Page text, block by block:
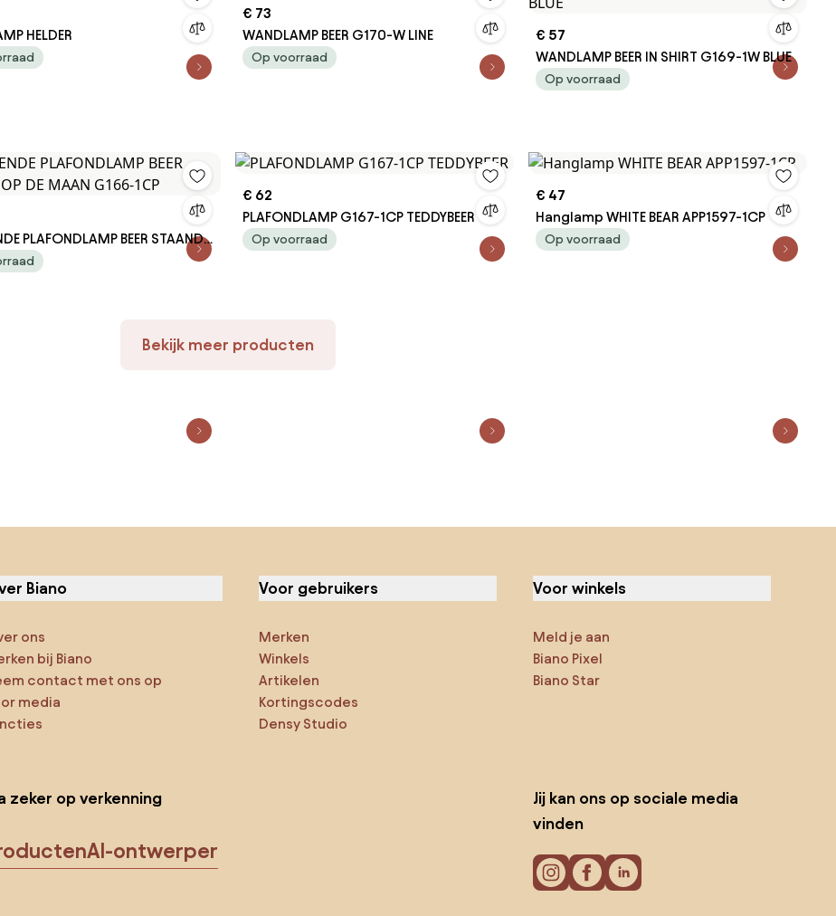
HELDER
€ 73
WANDLAMP BEER G170-W LINE
Op voorraad
€ 57
WANDLAMP BEER IN SHIRT G169-1W BLUE
Op voorraad
PLAFONDLAMP BEER STAAND
G166-1CP
€ 62
PLAFONDLAMP G167-1CP TEDDYBEER
Op voorraad
€ 47
Hanglamp WHITE BEAR APP1597-1CP
Op voorraad
Bekijk meer producten
Biano
ons
bij Biano
contact met ons op
media
Voor gebruikers
Merken
Winkels
Artikelen
Kortingscodes
Densy Studio
Voor winkels
Meld je aan
Biano Pixel
Biano Star
zeker op verkenning
AI-ontwerper
Jij kan ons op sociale media
vinden